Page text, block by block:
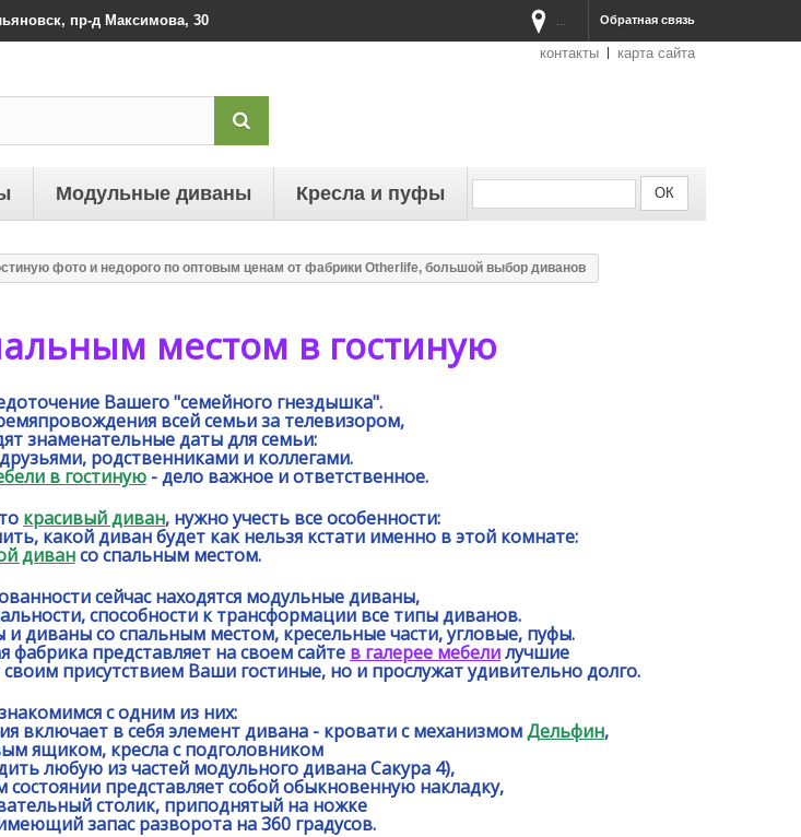
Обратная связь
пр-д Максимова, 30
контакты
карта сайта
Модульные диваны Кресла и пуфы
фото и недорого по оптовым ценам от фабрики Otherlife, большой выбор диванов
местом в гостиную
Вашего "семейного гнездышка".
всей семьи за телевизором,
знаменательные даты для семьи:
родственниками и коллегами.
в гостиную- дело важное и ответственное.
красивый диван, нужно учесть все особенности:
какой диван будет как нельзя кстати именно в этой комнате:
дивансо спальным местом.
сейчас находятся модульные диваны,
способности к трансформации все типы диванов.
диваны со спальным местом, кресельные части, угловые, пуфы.
фабрика представляет на своем сайте в галерее мебелилучшие
присутствием Ваши гостиные, но и прослужат удивительно долго.
с одним из них:
включает в себя элемент дивана - кровати с механизмомДельфин,
ящиком, кресла с подголовником
любую из частей модульного дивана Сакура 4),
представляет собой обыкновенную накладку,
столик, приподнятый на ножке
запас разворота на 360 градусов.